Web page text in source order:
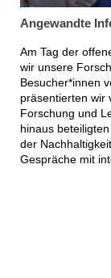
Angewandte
Am Tag der
wir unsere
Besucher*innen
präsentierten wir
Forschung und
hinaus
der
Gespräche mit